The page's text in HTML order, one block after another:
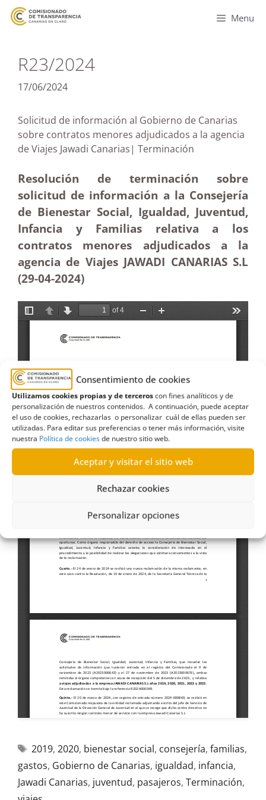
Consentimiento de cookies
Utilizamos cookies propias y de terceroscon fines analíticos y de
personalización de nuestros contenidos. A continuación, puede aceptar
el uso de cookies, rechazarlas o personalizar cuál de ellas pueden ser
utilizadas. Para editar sus preferencias o tener más información, visite
nuestra Política de cookiesde nuestro sitio web.
Aceptar y visitar el sitio web
Rechazar cookies
Personalizar opciones
Menu
R23/2024
17/06/2024
Solicitud de información al Gobierno de Canarias
sobre contratos menores adjudicados a la agencia
de Viajes Jawadi Canarias| Terminación
Resolución de terminación sobre
solicitud de información a la Consejería
de Bienestar Social, Igualdad, Juventud,
Infancia y Familias relativa a los
contratos menores adjudicados a la
agencia de Viajes JAWADI CANARIAS S.L
(29-04-2024)
2019, 2020, bienestar social, consejería, familias,
gastos, Gobierno de Canarias, igualdad, infancia,
Jawadi Canarias, juventud, pasajeros, Terminación,